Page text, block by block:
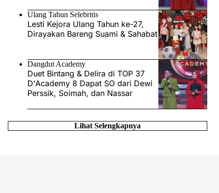
Ulang Tahun Selebritis
Lesti Kejora Ulang Tahun ke-27,
Dirayakan Bareng Suami & Sahabat
Dangdut Academy
Duet Bintang & Delira di TOP 37
D'Academy 8 Dapat SO dari Dewi
Perssik, Soimah, dan Nassar
Lihat Selengkapnya